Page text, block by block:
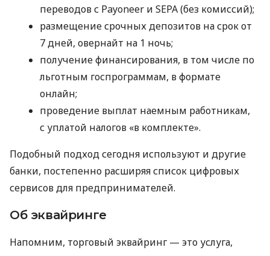
переводов с Payoneer и SEPA (без комиссий);
размещение срочных депозитов на срок от
7 дней, овернайт на 1 ночь;
получение финансирования, в том числе по
льготным госпрограммам, в формате
онлайн;
проведение выплат наемным работникам,
с уплатой налогов «в комплекте».
Подобный подход сегодня используют и другие
банки, постепенно расширяя список цифровых
сервисов для предпринимателей.
Об эквайринге
Напомним, торговый эквайринг — это услуга,